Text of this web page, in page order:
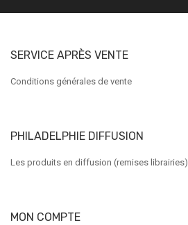
SERVICE APRÈS VENTE
Conditions générales de vente
PHILADELPHIE DIFFUSION
Les produits en diffusion (remises librairies)
MON COMPTE